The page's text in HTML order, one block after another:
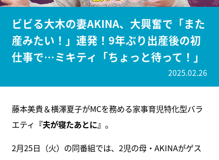
ビビる大木の妻AKINA、大興奮で「また
産みたい！」連発！9年ぶり出産後の初
仕事で…ミキティ「ちょっと待って！」
2025.02.26
藤本美貴＆横澤夏子がMCを務める家事育児特化型バラ
エティ 『夫が寝たあとに』 。
2月25日（火）の同番組では、2児の母・AKINAがゲス